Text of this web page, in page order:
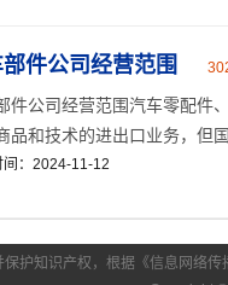
件公司经营范围
件公司经营范围汽车零配件
品和技术的进出口业务，但
间：2024-11-12
保护知识产权，根据《信息网络